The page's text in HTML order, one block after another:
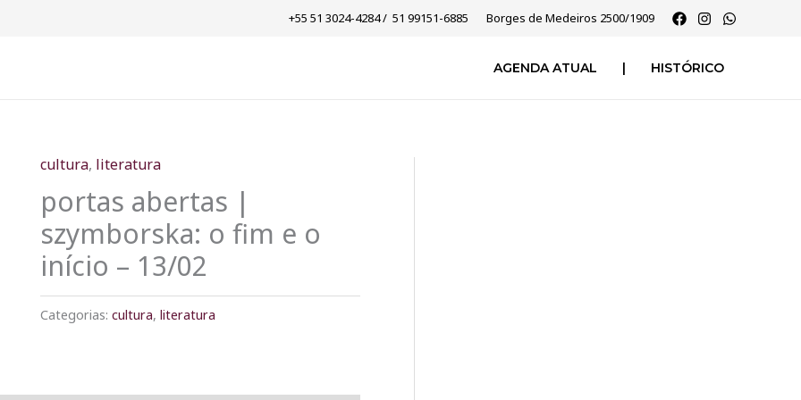
+55 51 3024-4284 / ​ 51 99151-6885 Borges de Medeiros 2500/1909
AGENDA ATUAL | HISTÓRICO
cultura, literatura
portas abertas |
szymborska: o fim e o
início – 13/02
Categorias: cultura, literatura